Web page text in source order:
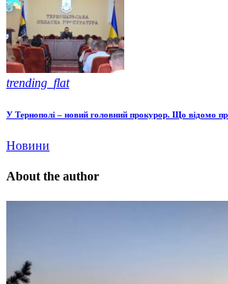
trending_flat
У Тернополі – новий головний прокурор. Що відомо
Новини
About the author